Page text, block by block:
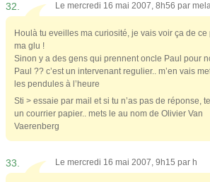
32. Le mercredi 16 mai 2007, 8h56 par
Houlà tu eveilles ma curiosité, je vais voir ça de ce
ma glu !
Sinon y a des gens qui prennent oncle Paul pour
Paul ?? c’est un intervenant regulier.. m’en vais
les pendules à l’heure
Sti > essaie par mail et si tu n’as pas de réponse,
un courrier papier.. mets le au nom de Olivier Van
Vaerenberg
33. Le mercredi 16 mai 2007, 9h15 par h